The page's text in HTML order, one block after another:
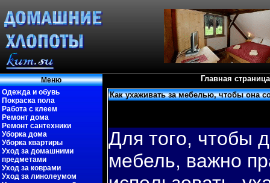
Меню
Одежда и обувь
Покраска пола
Работа с клеем
Ремонт дома
Ремонт сантехники
Уборка дома
Уборка квартиры
Уход за домашними
предметами
Уход за коврами
Уход за линолеумом
Главная страница
Как ухаживать за мебелью, чтобы она
Для тогο, чтобы
мебель, важно